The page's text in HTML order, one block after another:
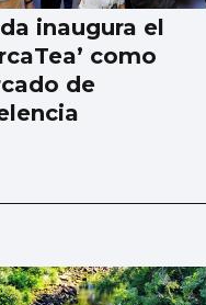
inaugura el
como
de